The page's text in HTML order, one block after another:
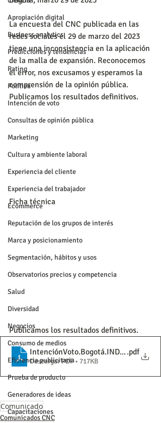
Apropiación digital
Business analytics
Predicciones y tendencias
Rating
Política
Intención de voto
Consultas de opinión pública
Marketing
Cultura y ambiente laboral
Experiencia del cliente
Experiencia del trabajador
Ecommerce
Reputación de los grupos de interés
Marca y posicionamiento
Segmentación, hábitos y usos
Observatorios precios y competencia
Salud
Diversidad
Negocios
Consumo de medios
Eficiencia publicitaria
Prueba de producto
Generadores de ideas
Capacitaciones
La encuesta del CNC publicada en las
redes sociales el 29 de marzo del 2023
tiene una inconsistencia en la aplicación
de la malla de expansión. Reconocemos
el error, nos excusamos y esperamos la
comprensión de la opinión pública.
Publicamos los resultados definitivos.
Ficha técnica
Publicamos los resultados definitivos.
.pdf
Descargar PDF • 717KB
Comunicado
Comunicados CNC